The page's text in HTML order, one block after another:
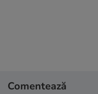
Comentează